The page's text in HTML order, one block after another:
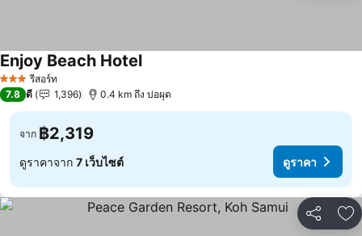
3 ดาว รีสอร์ท
Enjoy Beach Hotelดูราคา
7.8 ดี 1,396 0.4 km ถึง บ่อผุด
จาก ฿2,319
ดูราคาจาก 7 เว็บไซต์ ดูราคา
แชร์ เ